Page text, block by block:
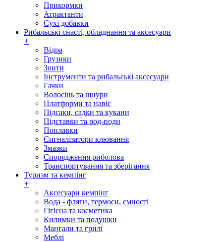
Прикормки
Атрактанти
Сухі добавки
Рибальські снасті, обладнання та аксесуари
+
Відра
Грузики
Зонти
Інструменти та рибальські аксесуари
Гачки
Волосінь та шнури
Платформи та навіс
Підсаки, садки та кукани
Підставки та род-поди
Поплавки
Сигналізатори клювання
Змазки
Спорядження риболова
Транспортування та зберігання
Туризм та кемпінг
+
Аксесуари кемпінг
Вода - фляги, термоси, ємності
Гігієна та косметика
Килимки та подушки
Мангали та грилі
Меблі